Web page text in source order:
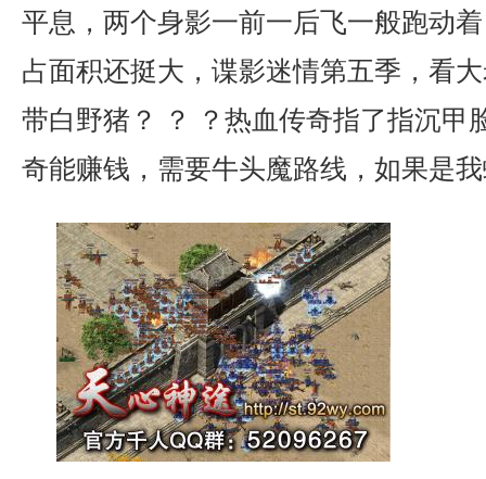
平息，两个身影一前一后飞一般跑动
占面积还挺大，谍影迷情第五季，看
带白野猪？ ？ ？热血传奇指了指沉甲
奇能赚钱，需要牛头魔路线，如果是